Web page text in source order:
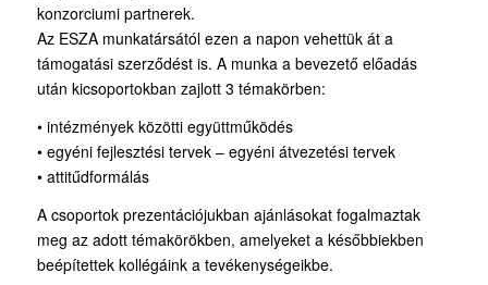
konzorciumi partnerek.
Az ESZA munkatársától ezen a napon vehettük át a
támogatási szerződést is. A munka a bevezető előadás
után kicsoportokban zajlott 3 témakörben:
• intézmények közötti együttműködés
• egyéni fejlesztési tervek – egyéni átvezetési tervek
• attitűdformálás
A csoportok prezentációjukban ajánlásokat fogalmaztak
meg az adott témakörökben, amelyeket a későbbiekben
beépítettek kollégáink a tevékenységeikbe.